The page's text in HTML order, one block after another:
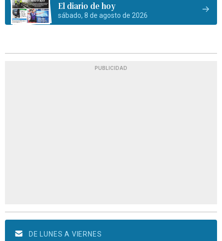
El diario de hoy
sábado, 8 de agosto de 2026
PUBLICIDAD
DE LUNES A VIERNES